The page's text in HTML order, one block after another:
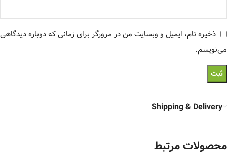
ذخیره نام، ایمیل و وبسایت من در مرورگر برای زمانی که دوباره دیدگاهی
می‌نویسم.
Shipping & Delivery
محصولات مرتبط